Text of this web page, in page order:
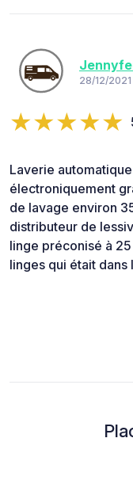
28/12/2021
Laverie
électroniquement
de lavage environ
distributeur de
linge préconisé à
linges qui était dans